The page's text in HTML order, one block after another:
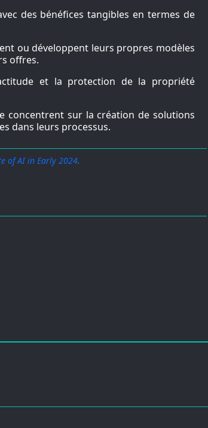
des bénéfices tangibles en termes de
ou développent leurs propres modèles
offres.
et la protection de la propriété
concentrent sur la création de solutions
dans leurs processus.
of AI in Early 2024.